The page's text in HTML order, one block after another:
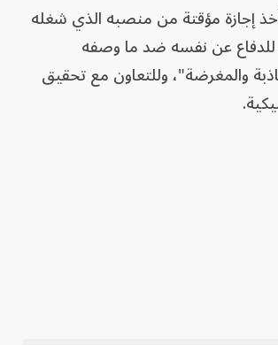
إجازة مؤقتة من منصبه الذي شغله
للدفاع عن نفسه ضد ما وصفه
والمغرضة"، وللتعاون مع تحقيق